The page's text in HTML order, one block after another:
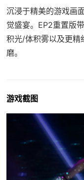
沉浸于精美的游戏画
觉盛宴。EP2重置版
积光/体积雾以及更精
磨。
游戏截图